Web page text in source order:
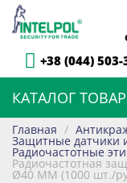
+38 (044) 503-
КАТАЛОГ
Главная /
Защитные датчики
Радиочастотные
Радиочастотная
Ø40 ММ (1000 шт./